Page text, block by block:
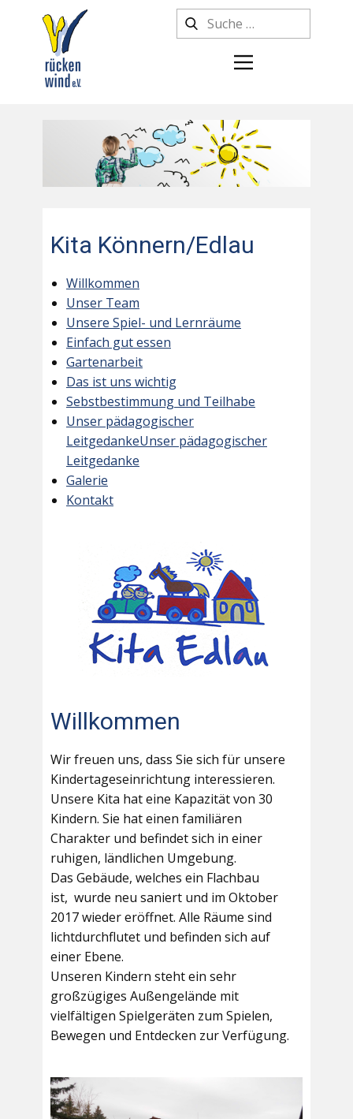
Kita Könnern/Edlau
Willkommen
Unser Team
Unsere Spiel- und Lernräume
Einfach gut essen
Gartenarbeit
Das ist uns wichtig
Sebstbestimmung und Teilhabe
Unser pädagogischer
LeitgedankeUnser pädagogischer
Leitgedanke
Galerie
Kontakt
Willkommen
Wir freuen uns, dass Sie sich für unsere
Kindertageseinrichtung interessieren.
Unsere Kita hat eine Kapazität von 30
Kindern. Sie hat einen familiären
Charakter und befindet sich in einer
ruhigen, ländlichen Umgebung.
Das Gebäude, welches ein Flachbau
ist, wurde neu saniert und im Oktober
2017 wieder eröffnet. Alle Räume sind
lichtdurchflutet und befinden sich auf
einer Ebene.
Unseren Kindern steht ein sehr
großzügiges Außengelände mit
vielfältigen Spielgeräten zum Spielen,
Bewegen und Entdecken zur Verfügung.